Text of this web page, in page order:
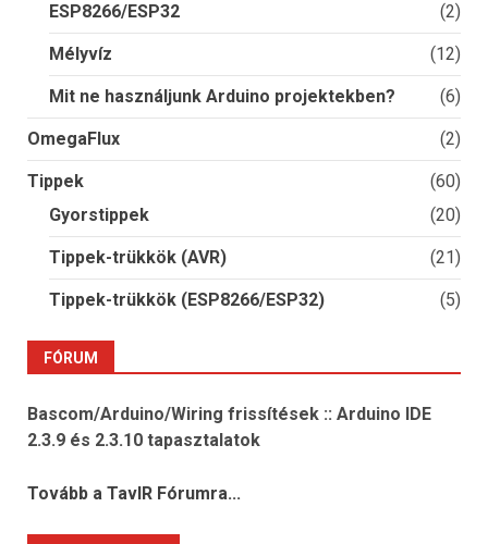
ESP8266/ESP32 (2)
Mélyvíz (12)
Mit ne használjunk Arduino projektekben? (6)
OmegaFlux (2)
Tippek
(60)
Gyorstippek
(20)
Tippek-trükkök (AVR) (21)
Tippek-trükkök (ESP8266/ESP32) (5)
FÓRUM
Bascom/Arduino/Wiring frissítések :: Arduino IDE
2.3.9 és 2.3.10 tapasztalatok
Tovább a TavIR Fórumra...